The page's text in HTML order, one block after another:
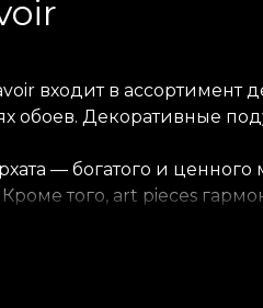
входит в ассортимент
обоев. Декоративные
— богатого и
того, art pieces
образ.
клиентам